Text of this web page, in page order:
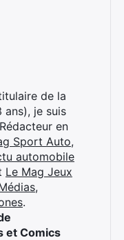
de la
je suis
en
Sport Auto,
automobile
Le Mag Jeux
.
et Comics